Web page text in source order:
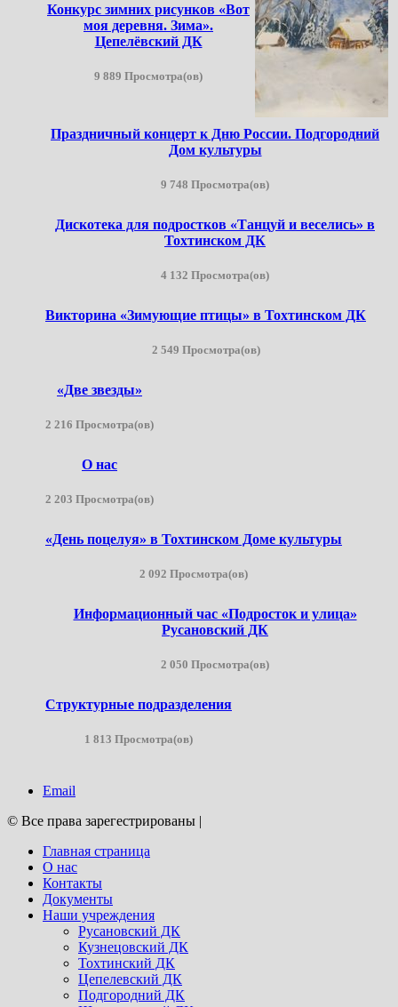
Конкурс зимних рисунков «Вот
моя деревня. Зима».
Цепелёвский ДК
9 889 Просмотра(ов)
Праздничный концерт к Дню России. Подгородний
Дом культуры
9 748 Просмотра(ов)
Дискотека для подростков «Танцуй и веселись» в
Тохтинском ДК
4 132 Просмотра(ов)
Викторина «Зимующие птицы» в Тохтинском ДК
2 549 Просмотра(ов)
«Две звезды»
2 216 Просмотра(ов)
О нас
2 203 Просмотра(ов)
«День поцелуя» в Тохтинском Доме культуры
2 092 Просмотра(ов)
Информационный час «Подросток и улица»
Русановский ДК
2 050 Просмотра(ов)
Структурные подразделения
1 813 Просмотра(ов)
Email
© Все права зарегестрированы |
Главная страница
О нас
Контакты
Документы
Наши учреждения
Русановский ДК
Кузнецовский ДК
Тохтинский ДК
Цепелевский ДК
Подгородний ДК